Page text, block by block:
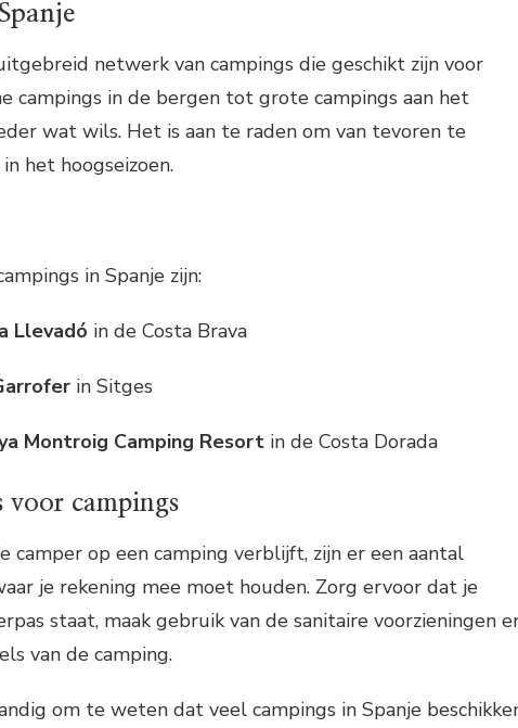
netwerk van campings die geschikt zijn voor
campings in de bergen tot grote campings aan het
wat wils. Het is aan te raden om van tevoren te
het hoogseizoen.
in Spanje zijn:
Llevadó in de Costa Brava
in Sitges
Montroig Camping Resort in de Costa Dorada
voor campings
camper op een camping verblijft, zijn er een aantal
je rekening mee moet houden. Zorg ervoor dat je
staat, maak gebruik van de sanitaire voorzieningen
van de camping.
om te weten dat veel campings in Spanje